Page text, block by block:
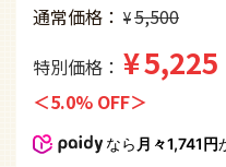
通常価格 ¥5,500
特別価格
¥5,225
5.0% OFF
なら 月々1,741円